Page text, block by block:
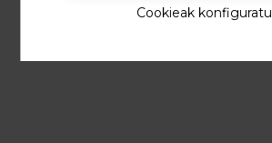
Cookieak konfiguratu